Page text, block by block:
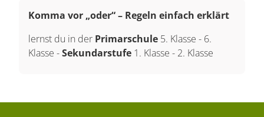
Komma vor „oder“ – Regeln einfach erklärt
lernst du in der Primarschule 5. Klasse - 6.
Klasse -Sekundarstufe 1. Klasse - 2. Klasse